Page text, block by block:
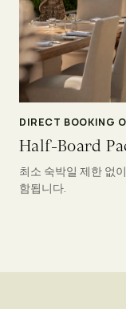
DIRECT BOOKING
Half-Board
최소 숙박일 제한 없
함됩니다.